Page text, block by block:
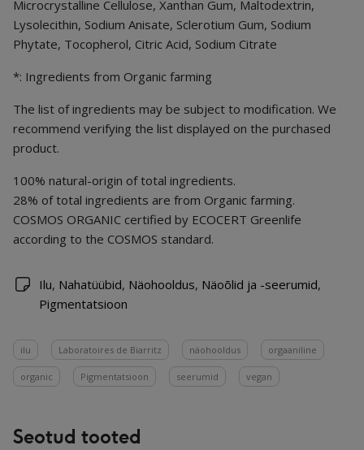
Microcrystalline Cellulose, Xanthan Gum, Maltodextrin,
Lysolecithin, Sodium Anisate, Sclerotium Gum, Sodium
Phytate, Tocopherol, Citric Acid, Sodium Citrate
*: Ingredients from Organic farming
The list of ingredients may be subject to modification. We
recommend verifying the list displayed on the purchased
product.
100% natural-origin of total ingredients.
28% of total ingredients are from Organic farming.
COSMOS ORGANIC certified by ECOCERT Greenlife
according to the COSMOS standard.
Ilu, Nahatüübid, Näohooldus, Näoõlid ja -seerumid,
Pigmentatsioon
ilu Laboratoires de Biarritz näohooldus orgaaniline
organic Pigmentatsioon seerumid vegan
Seotud tooted